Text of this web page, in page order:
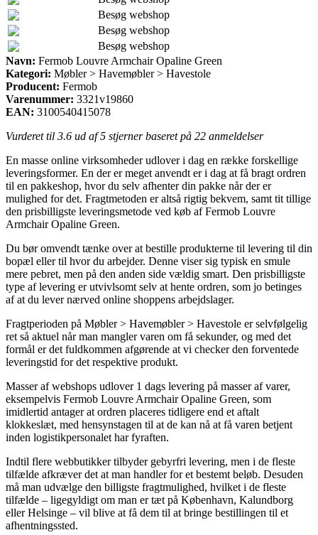
Besøg webshop
Besøg webshop
Besøg webshop
Navn: Fermob Louvre Armchair Opaline Green
Kategori: Møbler > Havemøbler > Havestole
Producent: Fermob
Varenummer: 3321v19860
EAN: 3100540415078
Vurderet til 3.6 ud af 5 stjerner baseret på 22 anmeldelser
En masse online virksomheder udlover i dag en række forskellige
leveringsformer. En der er meget anvendt er i dag at få bragt ordren
til en pakkeshop, hvor du selv afhenter din pakke når der er
mulighed for det. Fragtmetoden er altså rigtig bekvem, samt tit tillige
den prisbilligste leveringsmetode ved køb af Fermob Louvre
Armchair Opaline Green.
Du bør omvendt tænke over at bestille produkterne til levering til din
bopæl eller til hvor du arbejder. Denne viser sig typisk en smule
mere pebret, men på den anden side vældig smart. Den prisbilligste
type af levering er utvivlsomt selv at hente ordren, som jo betinges
af at du lever nærved online shoppens arbejdslager.
Fragtperioden på Møbler > Havemøbler > Havestole er selvfølgelig
ret så aktuel når man mangler varen om få sekunder, og med det
formål er det fuldkommen afgørende at vi checker den forventede
leveringstid for det respektive produkt.
Masser af webshops udlover 1 dags levering på masser af varer,
eksempelvis Fermob Louvre Armchair Opaline Green, som
imidlertid antager at ordren placeres tidligere end et aftalt
klokkeslæt, med hensynstagen til at de kan nå at få varen betjent
inden logistikpersonalet har fyraften.
Indtil flere webbutikker tilbyder gebyrfri levering, men i de fleste
tilfælde afkræver det at man handler for et bestemt beløb. Desuden
må man udvælge den billigste fragtmulighed, hvilket i de fleste
tilfælde – ligegyldigt om man er tæt på København, Kalundborg
eller Helsinge – vil blive at få dem til at bringe bestillingen til et
afhentningssted.